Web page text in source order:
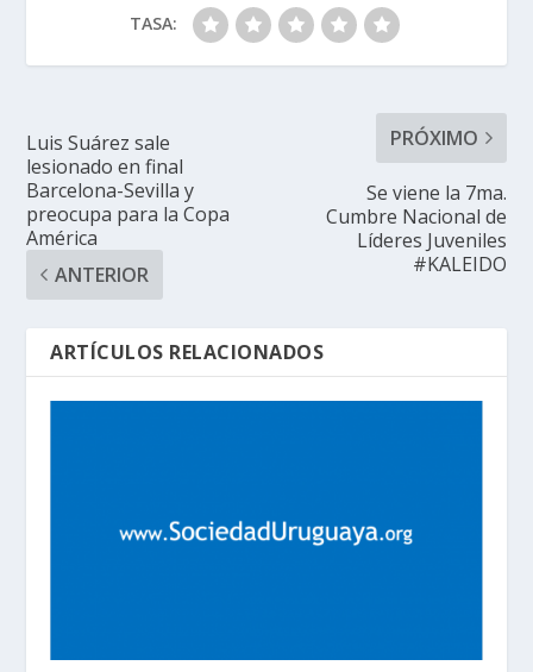
TASA:
Luis Suárez sale
lesionado en final
Barcelona-Sevilla y
preocupa para la Copa
América
ANTERIOR
PRÓXIMO
Se viene la 7ma.
Cumbre Nacional de
Líderes Juveniles
‪#‎KALEIDO‬
ARTÍCULOS RELACIONADOS